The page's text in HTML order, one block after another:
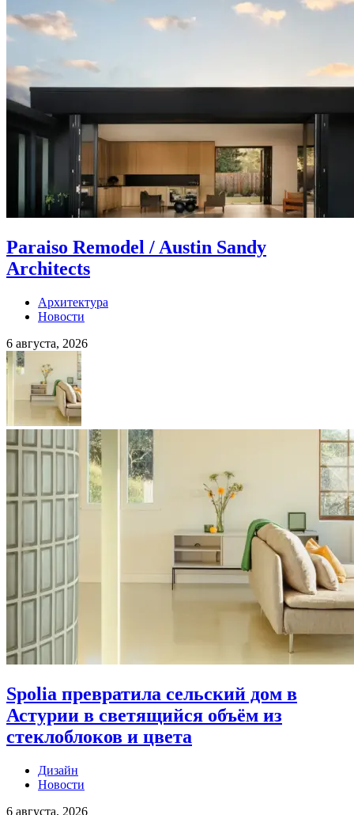
Paraiso Remodel / Austin Sandy
Architects
Архитектура
Новости
6 августа, 2026
Spolia превратила сельский дом в
Астурии в светящийся объём из
стеклоблоков и цвета
Дизайн
Новости
6 августа, 2026